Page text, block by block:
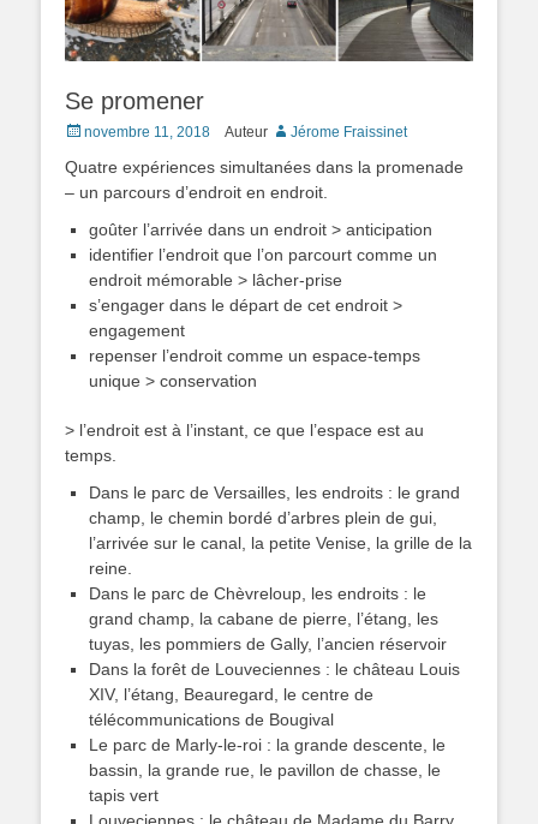
Se promener
Posted
novembre 11, 2018 Auteur Jérome Fraissinet
Quatre expériences simultanées dans la promenade
– un parcours d’endroit en endroit.
goûter l’arrivée dans un endroit > anticipation
identifier l’endroit que l’on parcourt comme un
endroit mémorable > lâcher-prise
s’engager dans le départ de cet endroit >
engagement
repenser l’endroit comme un espace-temps
unique > conservation
> l’endroit est à l’instant, ce que l’espace est au
temps.
Dans le parc de Versailles, les endroits : le grand
champ, le chemin bordé d’arbres plein de gui,
l’arrivée sur le canal, la petite Venise, la grille de la
reine.
Dans le parc de Chèvreloup, les endroits : le
grand champ, la cabane de pierre, l’étang, les
tuyas, les pommiers de Gally, l’ancien réservoir
Dans la forêt de Louveciennes : le château Louis
XIV, l’étang, Beauregard, le centre de
télécommunications de Bougival
Le parc de Marly-le-roi : la grande descente, le
bassin, la grande rue, le pavillon de chasse, le
tapis vert